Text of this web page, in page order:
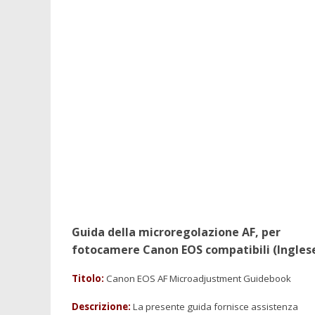
Guida della microregolazione AF, per
fotocamere Canon EOS compatibili
Titolo: Canon EOS AF Microadjustment Guidebook
Descrizione: La presente guida fornisce assistenza